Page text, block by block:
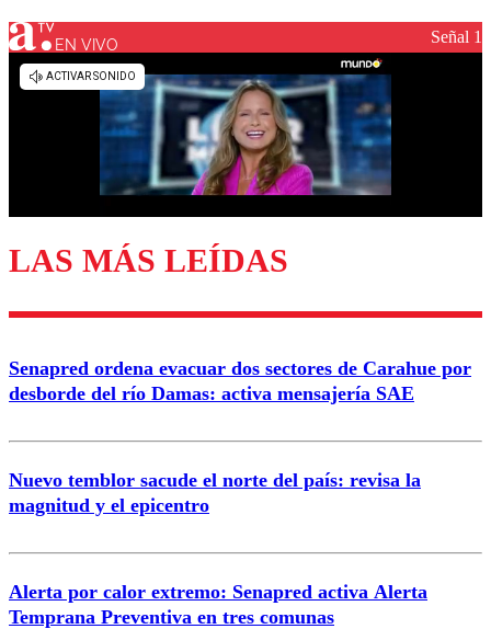
Los comentarios son moderados para garantizar un
diálogo respetuoso.
Enviar comentario
EN VIVO Señal 1
LAS MÁS LEÍDAS
Senapred ordena evacuar dos sectores de Carahue por
desborde del río Damas: activa mensajería SAE
Nuevo temblor sacude el norte del país: revisa la
magnitud y el epicentro
Alerta por calor extremo: Senapred activa Alerta
Temprana Preventiva en tres comunas